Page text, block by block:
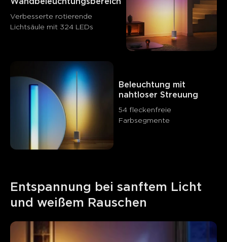
Wandbeleuchtungsbereich
Verbesserte rotierende
Lichtsäule mit 324 LEDs
Beleuchtung mit
nahtloser Streuung
54 fleckenfreie
Farbsegmente
Entspannung bei sanftem Licht
und weißem Rauschen
Sound quality
Kunden erwähnen
0
Negativ
Zusammenfassung
KI-generiert aus dem Text von Kundenbewertungen